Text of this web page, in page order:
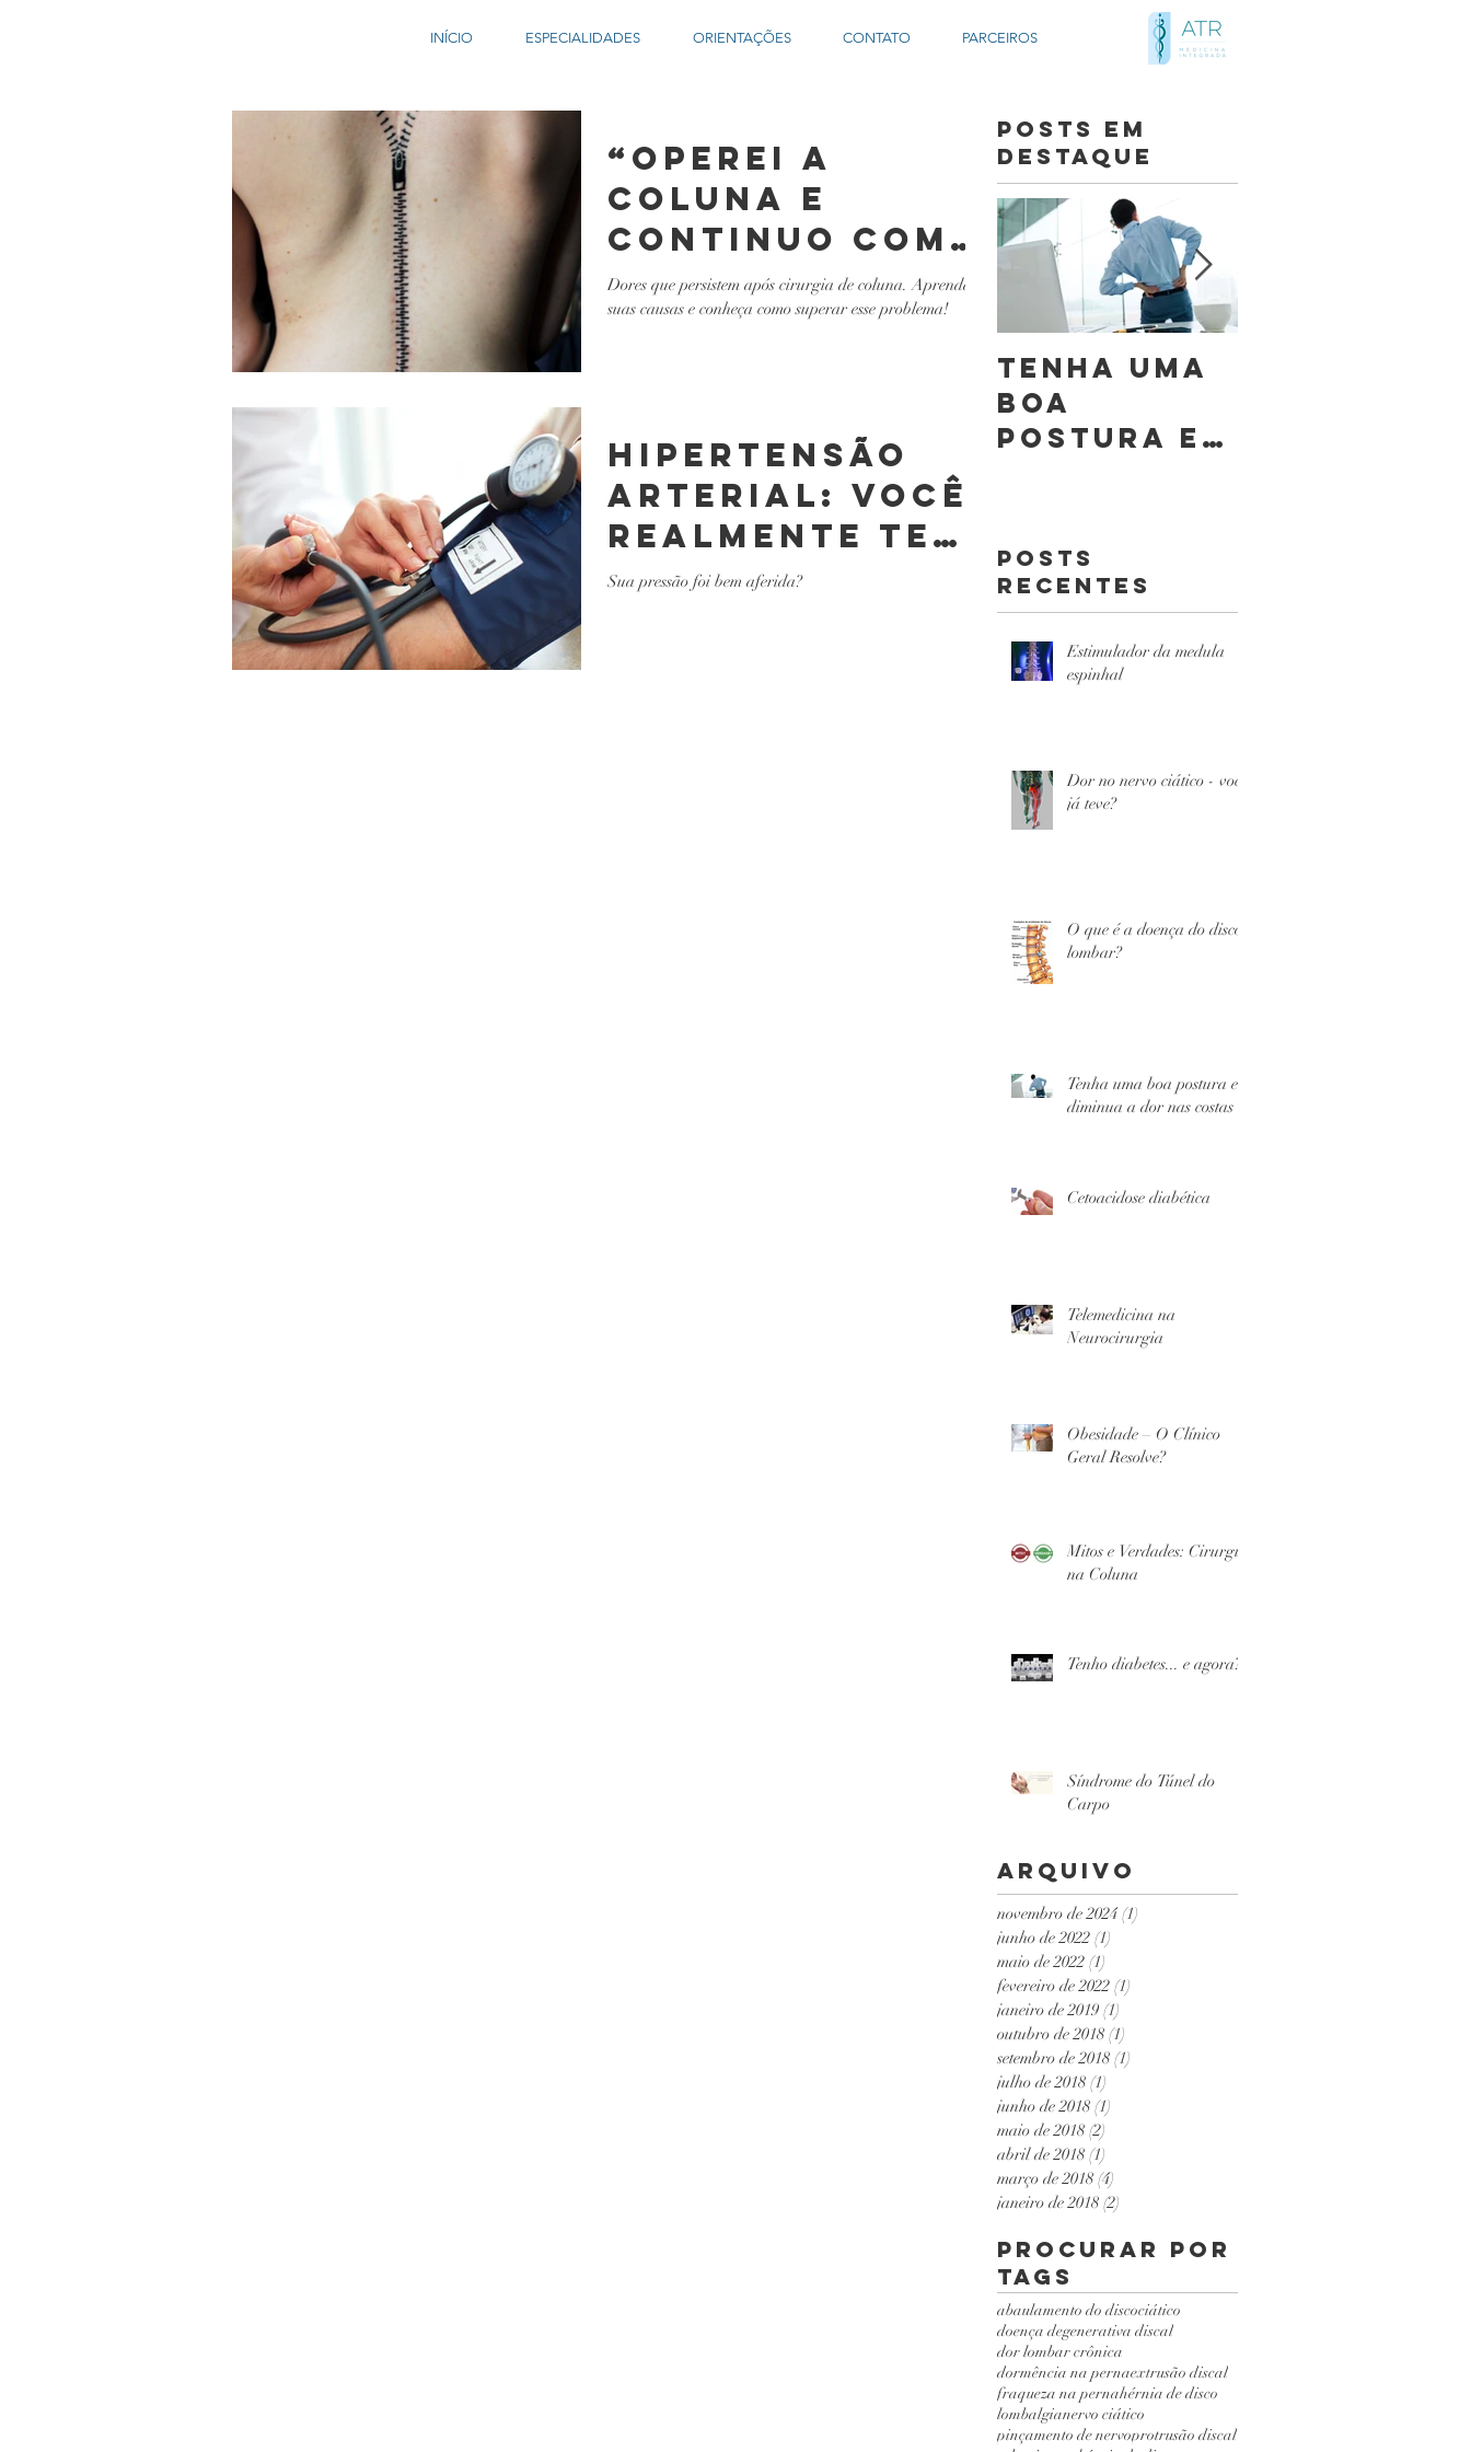
INÍCIO ESPECIALIDADES ORIENTAÇÕES CONTATO PARCEIROS
“Operei a
coluna e
continuo com
dor” – tem
solução?
Dores que persistem após cirurgia de coluna. Aprenda
suas causas e conheça como superar esse problema!
Hipertensão
Arterial: você
realmente tem
pressão alta?
Sua pressão foi bem aferida?
Posts Em
Destaque
Tenha uma
boa
postura e
costas
Posts
Recentes
Estimulador da medula
espinhal
Dor no nervo ciático - você
já teve?
O que é a doença do disco
lombar?
Tenha uma boa postura e
diminua a dor nas costas
Cetoacidose diabética
Telemedicina na
Neurocirurgia
Obesidade – O Clínico
Geral Resolve?
Mitos e Verdades: Cirurgia
na Coluna
Tenho diabetes... e agora?
Síndrome do Túnel do
Carpo
Arquivo
novembro de 2024 (1)
junho de 2022 (1)
maio de 2022 (1)
fevereiro de 2022 (1)
janeiro de 2019 (1)
outubro de 2018 (1)
setembro de 2018 (1)
julho de 2018 (1)
junho de 2018 (1)
maio de 2018 (2)
abril de 2018 (1)
março de 2018 (4)
janeiro de 2018 (2)
Procurar por
tags
abaulamento do discociático
doença degenerativa discal
dor lombar crônica
dormência na pernaextrusão discal
fraqueza na pernahérnia de disco
lombalgianervo ciático
pinçamento de nervoprotrusão discal